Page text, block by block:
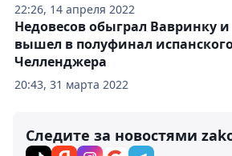
22:26, 14 апреля 2022
20:43, 31 марта 2022
Недовесов обыграл Вавринку и
вышел в полуфинал
Челленджера
Следите за новостями